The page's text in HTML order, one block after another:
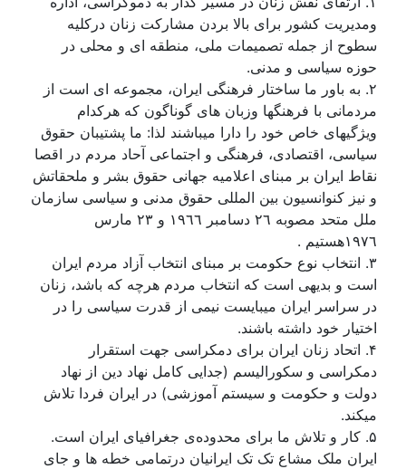
ومديريت کشور برای بالا بردن مشارکت زنان درکليه
سطوح از جمله تصميمات ملی، منطقه ای و محلی در
حوزه سياسی و مدنی.
۲. به باور ما ساختار فرهنگی ايران، مجموعه ای است از
مردمانی با فرهنگها وزبان های گوناگون که هرکدام
ويژگيهای خاص خود را دارا ميباشند لذا: ما پشتيبان حقوق
سياسی، اقتصادی، فرهنگی و اجتماعی آحاد مردم در اقصا
نقاط ايران بر مبنای اعلاميه جهانی حقوق بشر و ملحقاتش
و نيز کنوانسيون بين المللی حقوق مدنی و سياسی سازمان
ملل متحد مصوبه ۲٦ دسامبر ۱۹٦٦ و ۲۳ مارس
۱۹۷٦هستيم .
۳. انتخاب نوع حکومت بر مبنای انتخاب آزاد مردم ايران
است و بديهی است کە انتخاب مردم هرچە کە باشد، زنان
در سراسر ايران ميبايست نيمی از قدرت سياسی را در
اختيار خود داشتە باشند.
۴. اتحاد زنان ايران برای دمکراسی جهت استقرار
دمکراسی و سکوراليسم (جدايی کامل نهاد دين از نهاد
دولت و حکومت و سيستم آموزشی) در ايران فردا تلاش
ميکند.
۵. کار و تلاش ما برای محدودەی جغرافيای ايران است.
ايران ملک مشاع تک تک ايرانيان درتمامی خطه ها و جای